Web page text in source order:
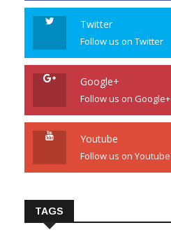
Twitter
Follow us on Twitter
Google+
Follow us on Google+
Youtube
Follow us on Youtube
TAGS